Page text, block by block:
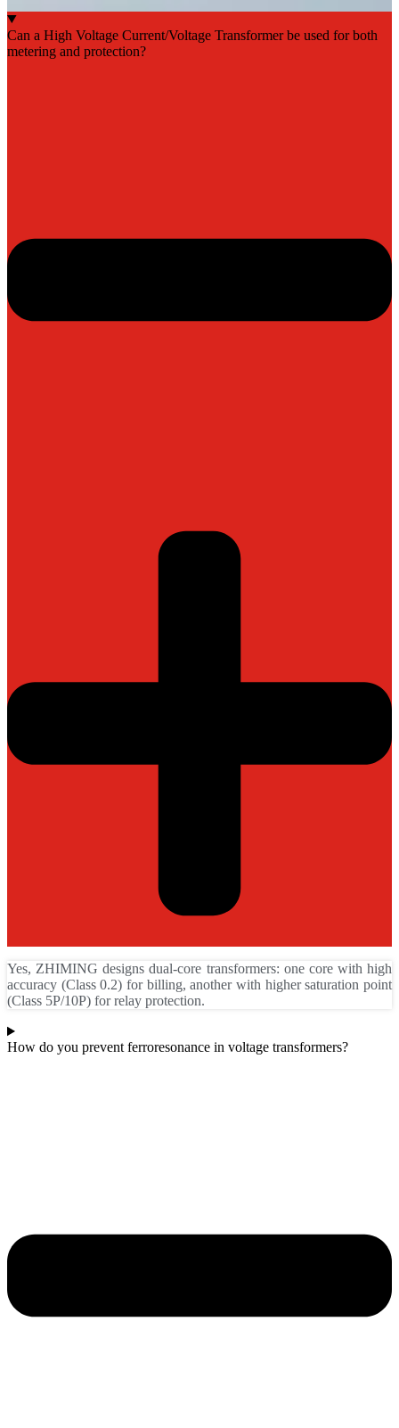
Can a High Voltage Current/Voltage Transformer be used for both
metering and protection?
Yes, ZHIMING designs dual-core transformers: one core with high
accuracy (Class 0.2) for billing, another with higher saturation point
(Class 5P/10P) for relay protection.
How do you prevent ferroresonance in voltage transformers?